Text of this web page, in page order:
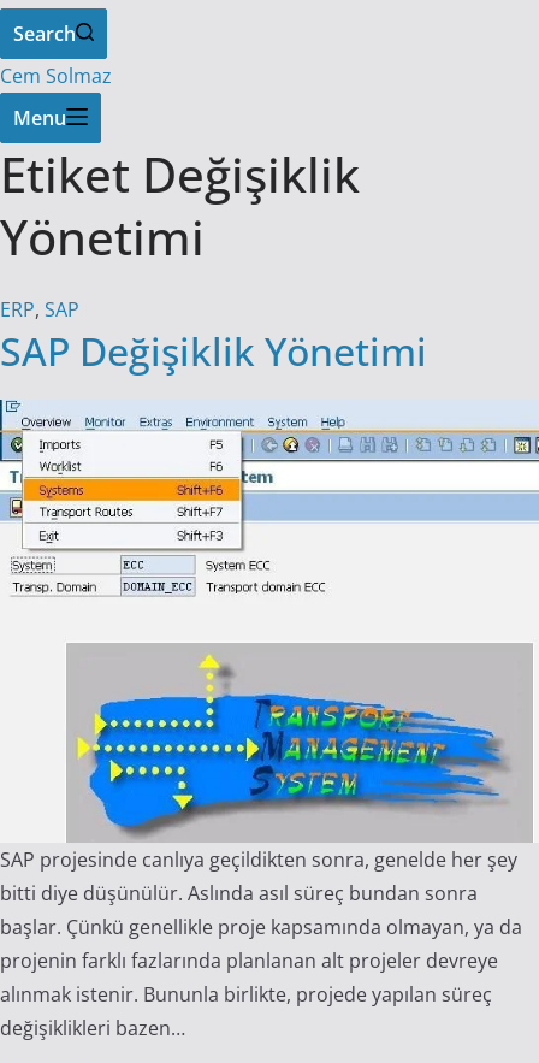
Search
Cem Solmaz
Menu
Etiket Değişiklik
Yönetimi
ERP, SAP
SAP Değişiklik Yönetimi
SAP projesinde canlıya geçildikten sonra, genelde her şey
bitti diye düşünülür. Aslında asıl süreç bundan sonra
başlar. Çünkü genellikle proje kapsamında olmayan, ya da
projenin farklı fazlarında planlanan alt projeler devreye
alınmak istenir. Bununla birlikte, projede yapılan süreç
değişiklikleri bazen…